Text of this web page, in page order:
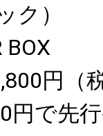
ク）
BOX
円（
円で先